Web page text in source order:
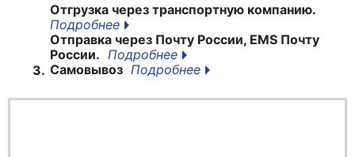
Отгрузка через транспортную компанию.
Подробнее
Отправка через Почту России, EMS Почту
России. Подробнее
3. Самовывоз Подробнее